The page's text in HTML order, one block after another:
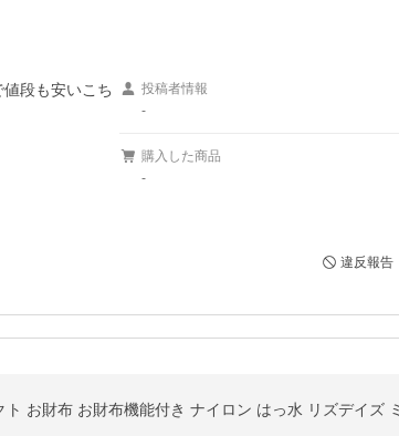
段も安いこち
投稿者情報
-
購入した商品
-
違反報告